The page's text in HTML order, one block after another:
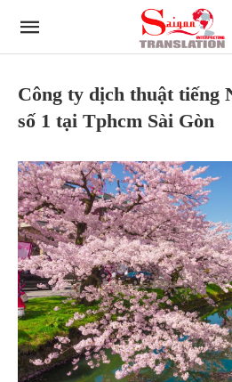
Công ty dịch thuật tiếng
số 1 tại Tphcm Sài Gòn